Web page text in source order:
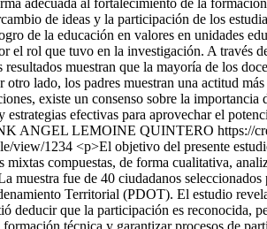
adecuada al fortalecimiento de la
de ideas y la participación de los
de la educación en valores en unidades
el rol que tuvo en la investigación. A través
muestran que la mayoría de los
lado, los padres muestran una actitud
existe un consenso sobre la importancia
efectivas para aprovechar el
ANGEL LEMOINE QUINTERO https://
view/1234 <p>El objetivo del presente
compuestas, de forma cualitativa,
muestra fue de 40 ciudadanos
Territorial (PDOT). El estudio
que la participación es reconocida,
técnica y garantizar procesos de